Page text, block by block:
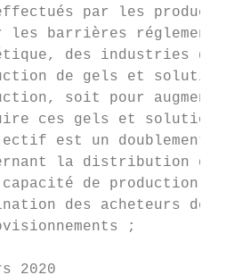
par les
les barrières
des industries de
de gels et
soit pour
ces gels et
est un doublement
la distribution
de production
des acheteurs de
;
2020